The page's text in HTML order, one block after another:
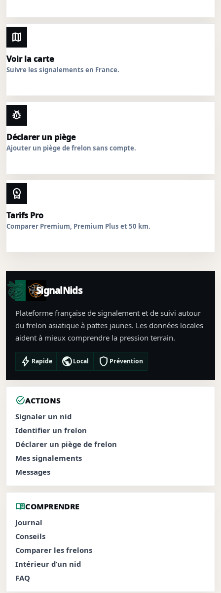
map
Voir la carte
Suivre les signalements en France.
pest_control
Déclarer un piège
Ajouter un piège de frelon sans compte.
workspace_premium
Tarifs Pro
Comparer Premium, Premium Plus et 50 km.
SignalNids
Plateforme française de signalement et de suivi autour
du frelon asiatique à pattes jaunes. Les données locales
aident à mieux comprendre la pression terrain.
bolt Rapide publicLocal shield Prévention
task_altACTIONS
Signaler un nid
Identifier un frelon
Déclarer un piège de frelon
Mes signalements
Messages
menu_bookCOMPRENDRE
Journal
Conseils
Comparer les frelons
Intérieur d’un nid
FAQ